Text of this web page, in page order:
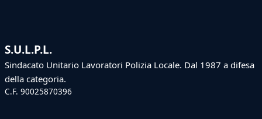
S.U.L.P.L.
Sindacato Unitario Lavoratori Polizia Locale. Dal 1987 a difesa
della categoria.
C.F. 90025870396